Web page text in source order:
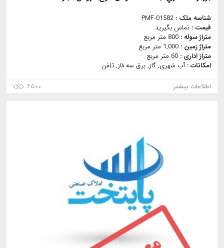
شناسه ملک : PMF-01582
قیمت : تماس بگیرید.
متراژ سوله : 800 متر مربع
متراژ زمین : 1,000 متر مربع
متراژ اداری : 60 متر مربع
امکانات :آب شهری, گاز, برق سه فاز, تلفن
اطلاعات بیشتر
۴۵۰۰